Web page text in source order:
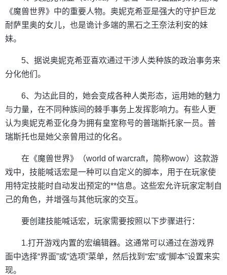
《魔兽世界》中的重要人物。奥妮克希亚是强大的守护巨龙
耐萨里奥的女儿，也是诡计多端的黑石之王奈法利安的妹
妹。
5、据说奥妮克希亚喜欢通过干涉人类种族的政治事务来
分化他们。
6、为达此目的，她会变成各种人类形态，运用她的魅力
与力量，在不同种族间的棘手事务上发挥影响力。有些人更
认为奥妮克希亚化身为拥有皇室称号的普瑞斯托家一员。普
瑞斯托也是她父亲曾用过的化名。
在《魔兽世界》（world of warcraft，简称wow）这款游
戏中，技能喊话宏是一种可以自定义的脚本，用于在玩家使
用特定技能时自动发出预定的**信息。这些宏允许玩家定制自
己的角色，并增强与其他玩家的交互。
要创建技能喊话宏，玩家需要按照以下步骤进行：
1.打开游戏内置的宏编辑器。这通常可以通过在游戏界
面中选择“界面”或“选项”菜单，然后找到“宏”或“脚本”设置来实
现。